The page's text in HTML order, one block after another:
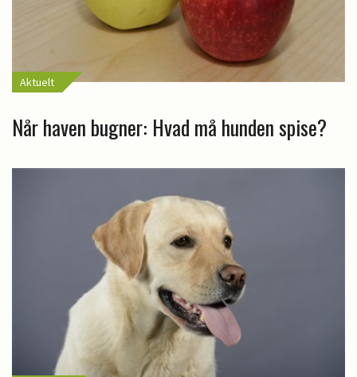
Aktuelt
Når haven bugner: Hvad må hunden spise?